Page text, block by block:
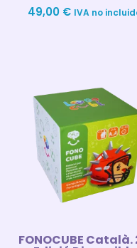
Valorado
con
49,00 € IVA no
FONOCUBE Català.